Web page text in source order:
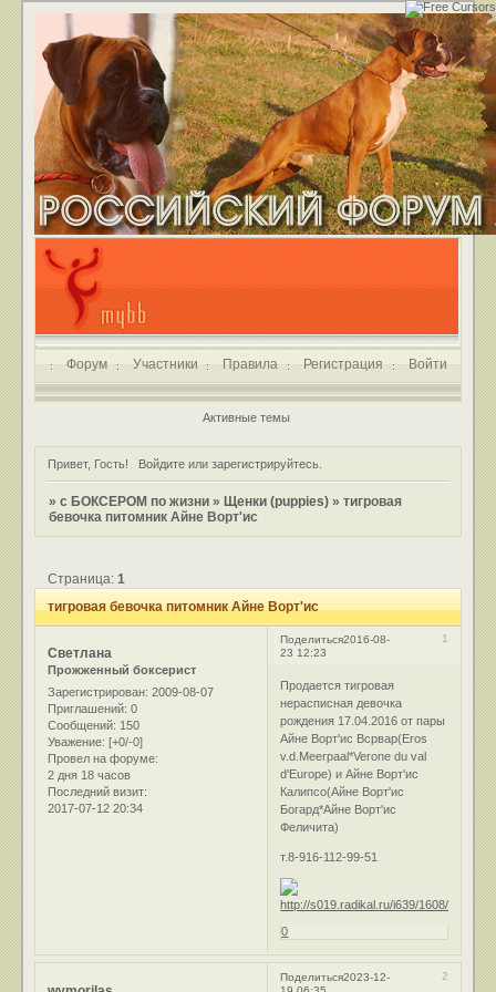
Форум Участники Правила Регистрация Войти
Активные темы
Привет, Гость! Войдитеили зарегистрируйтесь.
»с БОКСЕРОМ по жизни » Щенки (puppies) »тигровая
бевочка питомник Айне Ворт'ис
тигровая бевочка питомник Айне Ворт'ис
Страница:1
Поделиться 1
2016-08-
23 12:23
Светлана
Прожженный боксерист
Зарегистрирован: 2009-08-07
Приглашений: 0
Сообщений: 150
Уважение: [+0/-0]
Провел на форуме:
2 дня 18 часов
Последний визит:
2017-07-12 20:34
Продается тигровая
нерасписная девочка
рождения 17.04.2016 от пары
Айне Ворт'ис Всрвар(Eros
v.d.Meerpaal*Verone du val
d'Europe) и Айне Ворт'ис
Калипсо(Айне Ворт'ис
Богард*Айне Ворт'ис
Феличита)
т.8-916-112-99-51
0
Поделиться 2
2023-12-